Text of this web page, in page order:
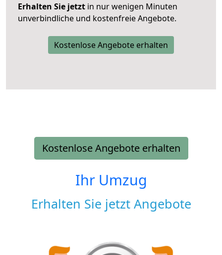
Erhalten Sie jetzt in nur wenigen Minuten
unverbindliche und kostenfreie Angebote.
Kostenlose Angebote erhalten
Kostenlose Angebote erhalten
Ihr Umzug
Erhalten Sie jetzt Angebote